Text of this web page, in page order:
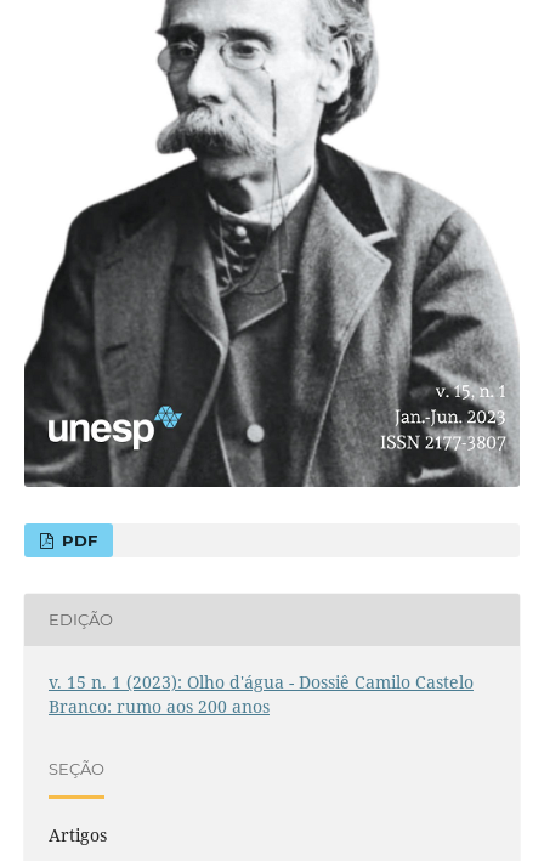
PDF
EDIÇÃO
v. 15 n. 1 (2023): Olho d'água - Dossiê Camilo Castelo
Branco: rumo aos 200 anos
SEÇÃO
Artigos